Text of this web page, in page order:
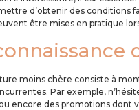
d’obtenir des conditions
être mises en pratique
moins chère consiste à
Par exemple,
encore des promotions dont